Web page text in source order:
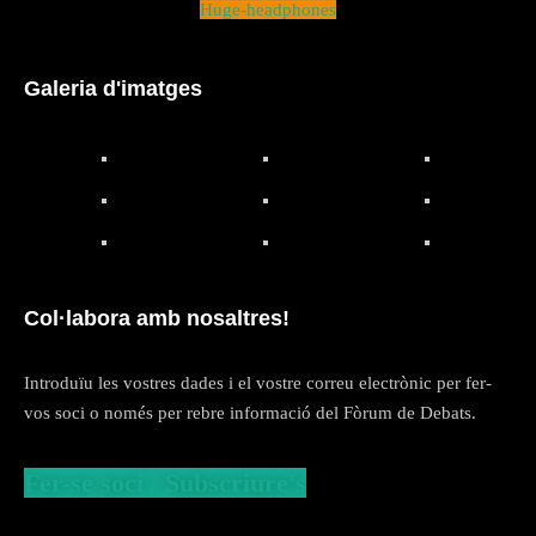
Huge-headphones
Galeria d'imatges
Col·labora amb nosaltres!
Introduïu les vostres dades i el vostre correu electrònic per fer-
vos soci o només per rebre informació del Fòrum de Debats.